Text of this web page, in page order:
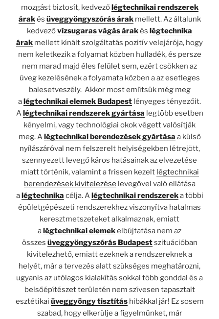
mozgást biztosít, kedvezőlégtechnikai rendszerek
árakés üveggyöngyszórás árakmellett. Az általunk
kedvezővízsugaras vágás árakés légtechnika
árak mellett kínált szolgáltatás pozitív velejárója, hogy
nem keletkezik a folyamat közben hulladék, és persze
nem marad majd éles felület sem, ezért csökken az
üveg kezelésének a folyamata közben a az esetleges
balesetveszély. Akkor most említsük még meg
alégtechnikai elemek Budapest lényeges tényezőit.
Alégtechnikai rendszerek gyártása legtöbb esetben
kényelmi, vagy technológiai okok végett valósítják
meg. Alégtechnikai berendezések gyártása a külső
nyílászáróval nem felszerelt helyiségekben létrejött,
szennyezett levegő káros hatásainak az elvezetése
miatt történik, valamint a frissen kezelt légtechnikai
berendezések kivitelezése levegővel való ellátása
alégtechnika célja. Alégtechnikai rendszereka többi
épületgépészeti rendszerekhez viszonyítva hatalmas
keresztmetszeteket alkalmaznak, emiatt
alégtechnikai elemekelbújtatása nem az
összes üveggyöngyszórás Budapestszituációban
kivitelezhető, emiatt ezeknek a rendszereknek a
helyét, már a tervezés alatt szükséges meghatározni,
ugyanis az utólagos kialakítás sokkal több gonddal és a
belsőépítészet területén nem szívesen tapasztalt
esztétikai üveggyöngy tisztításhibákkal jár! Ez sosem
szabad, hogy elkerülje a figyelmünket, már